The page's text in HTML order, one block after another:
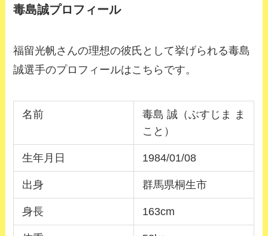
毒島誠プロフィール
福留光帆さんの理想の彼氏として挙げられる毒島
誠選手のプロフィールはこちらです。
名前
毒島 誠（ぶすじま ま
こと）
生年月日 1984/01/08
出身 群馬県桐生市
身長 163cm